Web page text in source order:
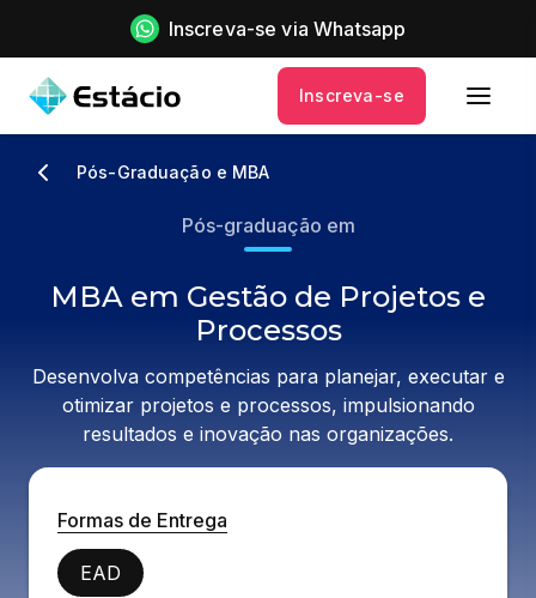
Inscreva-se via Whatsapp
Inscreva-se
Pós-Graduação e MBA
Pós-graduação em
MBA em Gestão de Projetos e
Processos
Desenvolva competências para planejar, executar e
otimizar projetos e processos, impulsionando
resultados e inovação nas organizações.
Formas de Entrega
EAD